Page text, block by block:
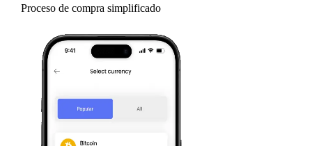
Proceso de compra simplificado